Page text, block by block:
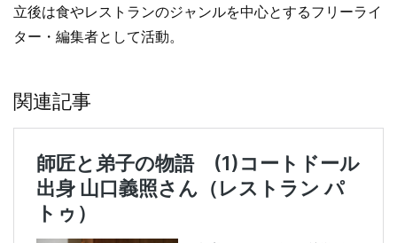
立後は食やレストランのジャンルを中心とするフリーライ
ター・編集者として活動。
関連記事